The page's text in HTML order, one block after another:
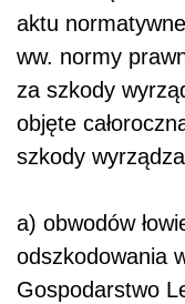
aktu
ww. normy
za szkody
objęte
szkody
a) obwodów
odszkodowania
Gospodarstwo